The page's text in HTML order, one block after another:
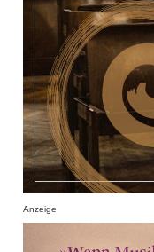
Anzeige